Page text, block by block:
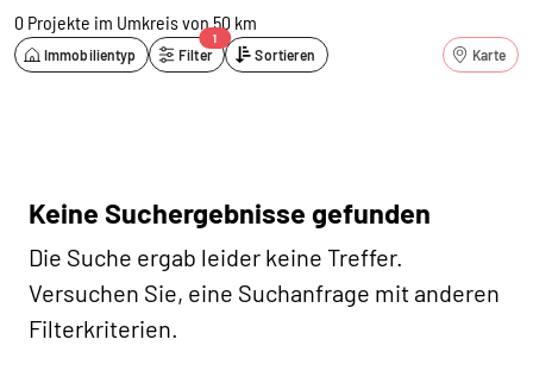
0 Projekte im Umkreis von 50 km
Immobilientyp Filter
1
Sortieren Karte
Keine Suchergebnisse gefunden
Die Suche ergab leider keine Treffer.
Versuchen Sie, eine Suchanfrage mit anderen
Filterkriterien.